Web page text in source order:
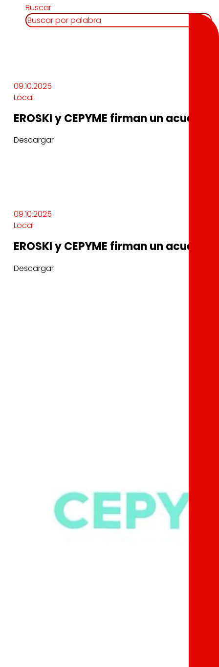
Buscar
09.10.2025
Local
EROSKI y CEPYME firman un
Descargar
09.10.2025
Local
EROSKI y CEPYME firman un
Descargar